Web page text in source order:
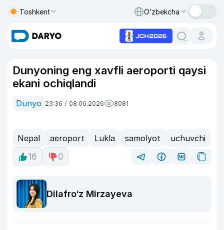
Toshkent O‘zbekcha
Dunyoning eng xavfli aeroporti qaysi
ekani ochiqlandi
Dunyo 23:36 / 08.06.2026 8081
Nepal aeroport Lukla samolyot
uchuvchi
16
0
Dilafro‘z Mirzayeva